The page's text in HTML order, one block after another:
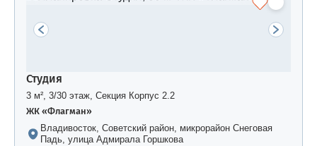
Студия
3 м², 3/30 этаж, Секция Корпус 2.2
ЖК «Флагман»
Владивосток, Советский район, микрорайон Снеговая
Падь, улица Адмирала Горшкова